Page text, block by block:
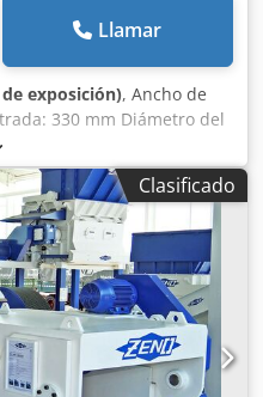
Llamar
exposición), Ancho de
330 mm Diámetro del
2 unidades Número
de alimentación: 2 x 3
del motor: 110 kW
kg
Clasificado